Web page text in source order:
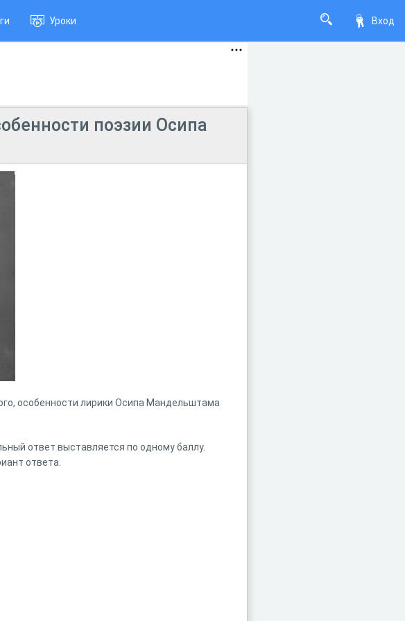
Вход
Уроки
поэзии Осипа
особенности лирики Осипа Мандельштама
ответ выставляется по одному баллу.
ответа.